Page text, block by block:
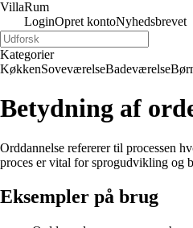
VillaRum
LoginOpret kontoNyhedsbrevet
Kategorier
KøkkenSoveværelseBadeværelse
Betydning af
Orddannelse refererer til processen
proces er vital for sprogudvikling og
Eksempler på brug